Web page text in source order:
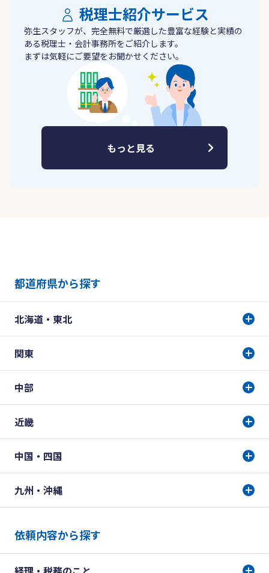
税理士紹介サービス
弥生スタッフが、完全無料で厳選した豊富な経験と実績の
ある税理士・会計事務所をご紹介します。
まずは気軽にご要望をお聞かせください。
もっと見る
都道府県から探す
北海道・東北
関東
中部
近畿
中国・四国
九州・沖縄
依頼内容から探す